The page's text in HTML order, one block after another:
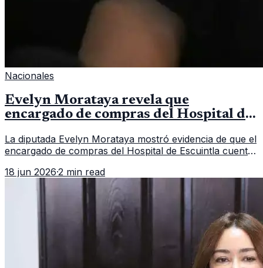
Nacionales
Evelyn Morataya revela que
encargado de compras del Hospital de
La diputada Evelyn Morataya mostró evidencia de que el
encargado de compras del Hospital de Escuintla cuenta
capacitación en la capital.
18 jun 2026·2 min read